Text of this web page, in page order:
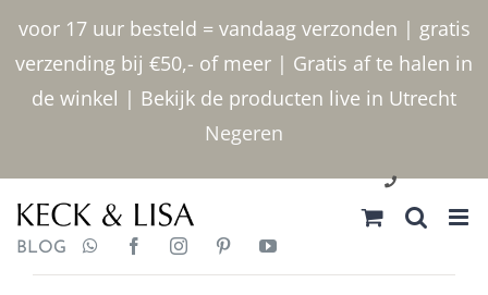
voor 17 uur besteld = vandaag verzonden | gratis
verzending bij €50,- of meer | Gratis af te halen in
de winkel | Bekijk de producten live in Utrecht
Negeren
inhoud
030 2400000
BLOG